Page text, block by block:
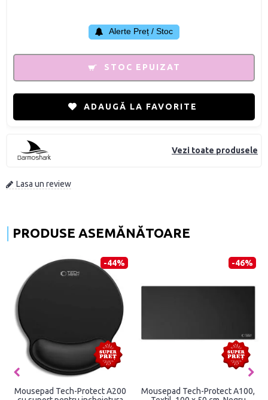
Vezi toate produsele
Lasa un review
Alerte Preț / Stoc
STOC EPUIZAT
ADAUGĂ LA FAVORITE
PRODUSE ASEMĂNĂTOARE
-44%
Mousepad Tech-Protect A200
-46%
Mousepad Tech-Protect A100,